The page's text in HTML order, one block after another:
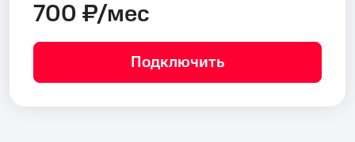
700 ₽/мес
Подключить